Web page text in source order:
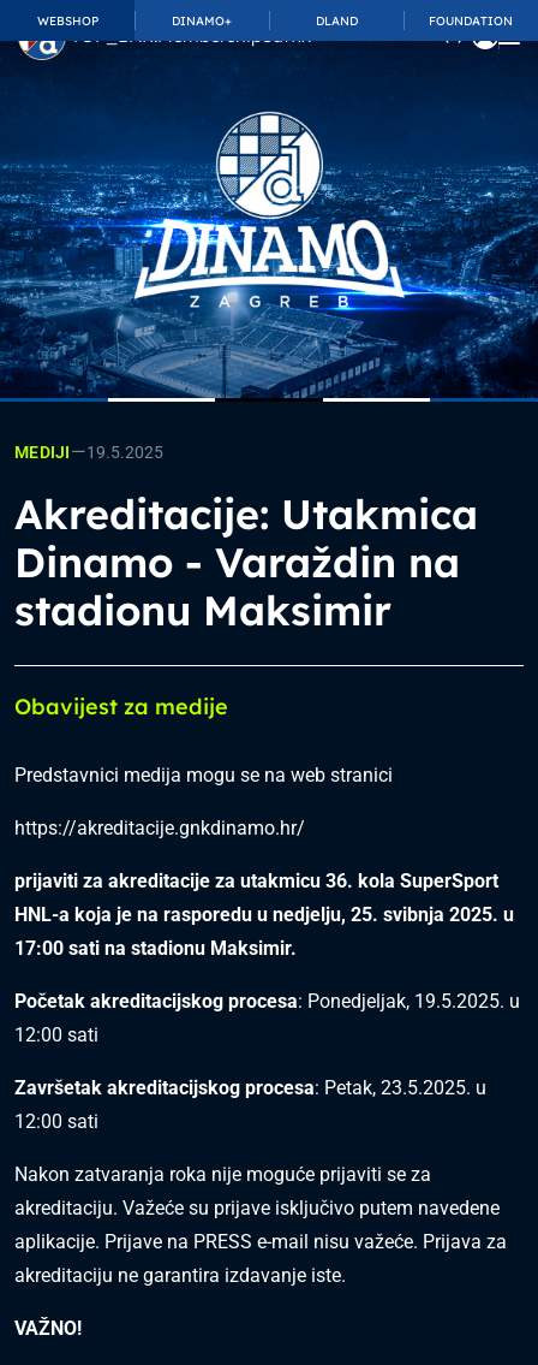
WEBSHOP DINAMO+ DLAND FOUNDATION
TOP_BAR.MembershipSuffix
MEDIJI—19.5.2025
Akreditacije: Utakmica
Dinamo - Varaždin na
stadionu Maksimir
Obavijest za medije
Predstavnici medija mogu se na web stranici
https://akreditacije.gnkdinamo.hr/
prijaviti za akreditacije za utakmicu 36. kola SuperSport
HNL-a koja je na rasporedu u nedjelju, 25. svibnja 2025. u
17:00 sati na stadionu Maksimir.
Početak akreditacijskog procesa: Ponedjeljak, 19.5.2025. u
12:00 sati
Završetak akreditacijskog procesa: Petak, 23.5.2025. u
12:00 sati
Nakon zatvaranja roka nije moguće prijaviti se za
akreditaciju. Važeće su prijave isključivo putem navedene
aplikacije. Prijave na PRESS e-mail nisu važeće. Prijava za
akreditaciju ne garantira izdavanje iste.
VAŽNO!